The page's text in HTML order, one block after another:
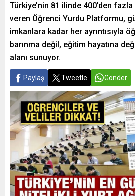
Türkiye’nin 81 ilinde 400’den
veren Öğrenci Yurdu Platformu,
imkanlara kadar her ayrıntısıyla
barınma değil, eğitim hayatına
alanı sunuyor.
Paylaş Tweetle Gönder